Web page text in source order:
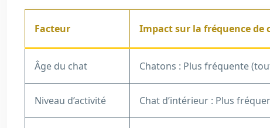
Facteur Impact sur la fréquence de
Âge du chat Chatons : Plus fréquente
Niveau d’activité Chat d’intérieur : Plus